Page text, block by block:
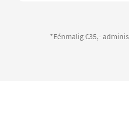
*Eénmalig €35,-